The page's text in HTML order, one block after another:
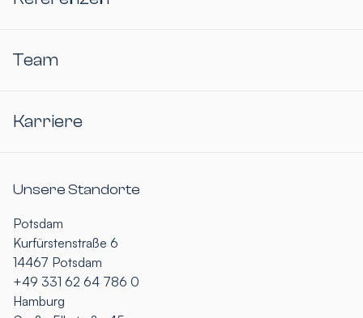
Team
Karriere
Unsere Standorte
Potsdam
Kurfürstenstraße 6
14467 Potsdam
+49 331 62 64 786 0
Hamburg